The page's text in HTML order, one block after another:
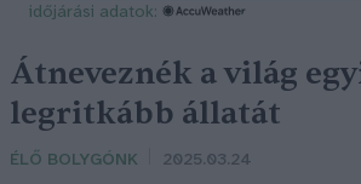
időjárási adatok:
Átneveznék a világ
legritkább állatát
ÉLŐ BOLYGÓNK 2025.03.24